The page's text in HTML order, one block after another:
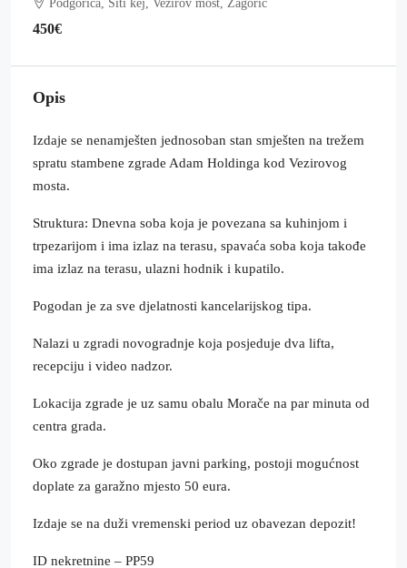
Podgorica, Siti kej, Vezirov most, Zagorič
450€
Opis
Izdaje se nenamješten jednosoban stan smješten na trežem
spratu stambene zgrade Adam Holdinga kod Vezirovog
mosta.
Struktura: Dnevna soba koja je povezana sa kuhinjom i
trpezarijom i ima izlaz na terasu, spavaća soba koja takođe
ima izlaz na terasu, ulazni hodnik i kupatilo.
Pogodan je za sve djelatnosti kancelarijskog tipa.
Nalazi u zgradi novogradnje koja posjeduje dva lifta,
recepciju i video nadzor.
Lokacija zgrade je uz samu obalu Morače na par minuta od
centra grada.
Oko zgrade je dostupan javni parking, postoji mogućnost
doplate za garažno mjesto 50 eura.
Izdaje se na duži vremenski period uz obavezan depozit!
ID nekretnine – PP59